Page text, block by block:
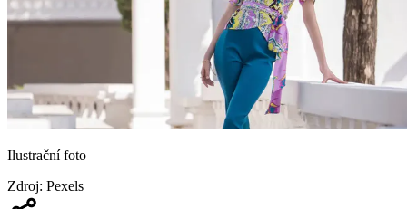
Ilustrační foto
Zdroj: Pexels